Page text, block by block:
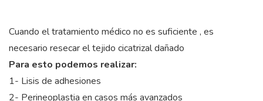
Cuando el tratamiento médico no es suficiente , es
necesario resecar el tejido cicatrizal dañado
Para esto podemos realizar:
1- Lisis de adhesiones
2- Perineoplastia en casos más avanzados